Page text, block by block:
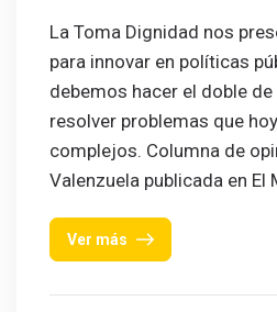
La Toma Dignidad nos
para innovar en políticas
debemos hacer el doble
resolver problemas que
complejos. Columna de
Valenzuela publicada en El
Ver más